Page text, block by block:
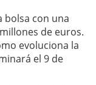
bolsa con una
de euros.
evoluciona la
el 9 de